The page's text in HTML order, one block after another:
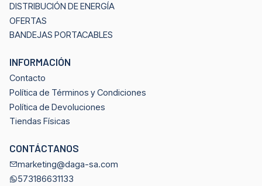
DISTRIBUCIÓN DE ENERGÍA
OFERTAS
BANDEJAS PORTACABLES
INFORMACIÓN
Contacto
Política de Términos y Condiciones
Política de Devoluciones
Tiendas Físicas
CONTÁCTANOS
marketing@daga-sa.com
573186631133